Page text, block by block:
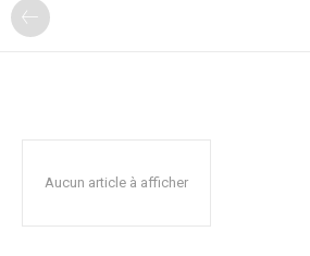
Aucun article à afficher